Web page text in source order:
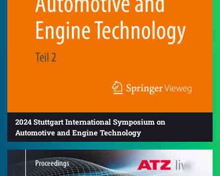
2024 Stuttgart International Symposium on
Automotive and Engine Technology